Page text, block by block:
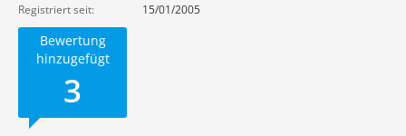
Registriert seit 15/01/2005
Bewertung
hinzugefügt
3